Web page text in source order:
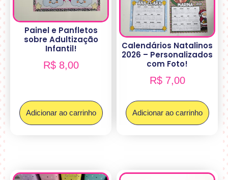
Painel e Panfletos
sobre Adultização
Infantil!
R$8,00
Adicionar ao carrinho
Calendários Natalinos
2026 – Personalizados
com Foto!
R$7,00
Adicionar ao carrinho